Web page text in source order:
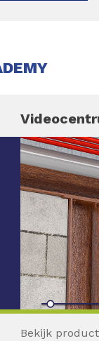
Bekijk